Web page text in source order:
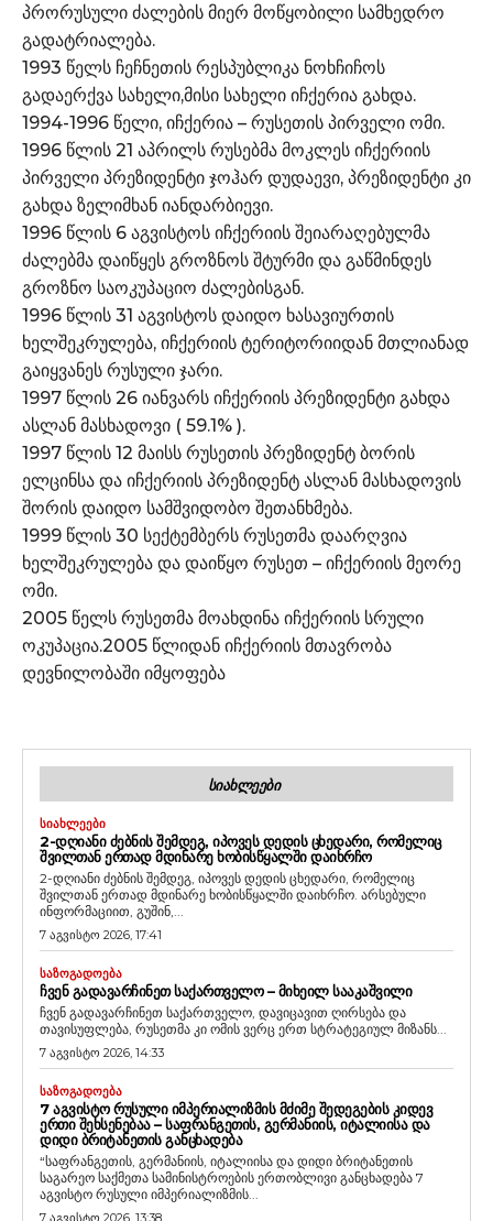
პრორუსული ძალების მიერ მოწყობილი სამხედრო
გადატრიალება.
1993 წელს ჩეჩნეთის რესპუბლიკა ნოხჩიჩოს
გადაერქვა სახელი,მისი სახელი იჩქერია გახდა.
1994-1996 წელი, იჩქერია – რუსეთის პირველი ომი.
1996 წლის 21 აპრილს რუსებმა მოკლეს იჩქერიის
პირველი პრეზიდენტი ჯოჰარ დუდაევი, პრეზიდენტი კი
გახდა ზელიმხან იანდარბიევი.
1996 წლის 6 აგვისტოს იჩქერიის შეიარაღებულმა
ძალებმა დაიწყეს გროზნოს შტურმი და გაწმინდეს
გროზნო საოკუპაციო ძალებისგან.
1996 წლის 31 აგვისტოს დაიდო ხასავიურთის
ხელშეკრულება, იჩქერიის ტერიტორიიდან მთლიანად
გაიყვანეს რუსული ჯარი.
1997 წლის 26 იანვარს იჩქერიის პრეზიდენტი გახდა
ასლან მასხადოვი ( 59.1% ).
1997 წლის 12 მაისს რუსეთის პრეზიდენტ ბორის
ელცინსა და იჩქერიის პრეზიდენტ ასლან მასხადოვის
შორის დაიდო სამშვიდობო შეთანხმება.
1999 წლის 30 სექტემბერს რუსეთმა დაარღვია
ხელშეკრულება და დაიწყო რუსეთ – იჩქერიის მეორე
ომი.
2005 წელს რუსეთმა მოახდინა იჩქერიის სრული
ოკუპაცია.2005 წლიდან იჩქერიის მთავრობა
დევნილობაში იმყოფება
ᲡᲘᲐᲮᲚᲔᲔᲑᲘ
ᲡᲘᲐᲮᲚᲔᲔᲑᲘ
2-ᲓᲦᲘᲐᲜᲘ ᲫᲔᲑᲜᲘᲡ ᲨᲔᲛᲓᲔᲒ, ᲘᲞᲝᲕᲔᲡ ᲓᲔᲓᲘᲡ ᲪᲮᲔᲓᲐᲠᲘ, ᲠᲝᲛᲔᲚᲘᲪ
ᲨᲕᲘᲚᲗᲐᲜ ᲔᲠᲗᲐᲓ ᲛᲓᲘᲜᲐᲠᲔ ᲮᲝᲑᲘᲡᲬᲧᲐᲚᲨᲘ ᲓᲐᲘᲮᲠᲩᲝ
2-დღიანი ძებნის შემდეგ, იპოვეს დედის ცხედარი, რომელიც
შვილთან ერთად მდინარე ხობისწყალში დაიხრჩო. არსებული
ინფორმაციით, გუშინ,...
7 აგვისტო 2026, 17:41
ᲡᲐᲖᲝᲒᲐᲓᲝᲔᲑᲐ
ᲩᲕᲔᲜ ᲒᲐᲓᲐᲕᲐᲠᲩᲘᲜᲔᲗ ᲡᲐᲥᲐᲠᲗᲕᲔᲚᲝ – ᲛᲘᲮᲔᲘᲚ ᲡᲐᲐᲙᲐᲨᲕᲘᲚᲘ
ჩვენ გადავარჩინეთ საქართველო, დავიცავით ღირსება და
თავისუფლება, რუსეთმა კი ომის ვერც ერთ სტრატეგიულ მიზანს...
7 აგვისტო 2026, 14:33
ᲡᲐᲖᲝᲒᲐᲓᲝᲔᲑᲐ
7 ᲐᲒᲕᲘᲡᲢᲝ ᲠᲣᲡᲣᲚᲘ ᲘᲛᲞᲔᲠᲘᲐᲚᲘᲖᲛᲘᲡ ᲛᲫᲘᲛᲔ ᲨᲔᲓᲔᲒᲔᲑᲘᲡ ᲙᲘᲓᲔᲕ
ᲔᲠᲗᲘ ᲨᲔᲮᲡᲔᲜᲔᲑᲐᲐ – ᲡᲐᲤᲠᲐᲜᲒᲔᲗᲘᲡ, ᲒᲔᲠᲛᲐᲜᲘᲘᲡ, ᲘᲢᲐᲚᲘᲘᲡᲐ ᲓᲐ
ᲓᲘᲓᲘ ᲑᲠᲘᲢᲐᲜᲔᲗᲘᲡ ᲒᲐᲜᲪᲮᲐᲓᲔᲑᲐ
“საფრანგეთის, გერმანიის, იტალიისა და დიდი ბრიტანეთის
საგარეო საქმეთა სამინისტროების ერთობლივი განცხადება 7
აგვისტო რუსული იმპერიალიზმის...
7 აგვისტო 2026, 13:38